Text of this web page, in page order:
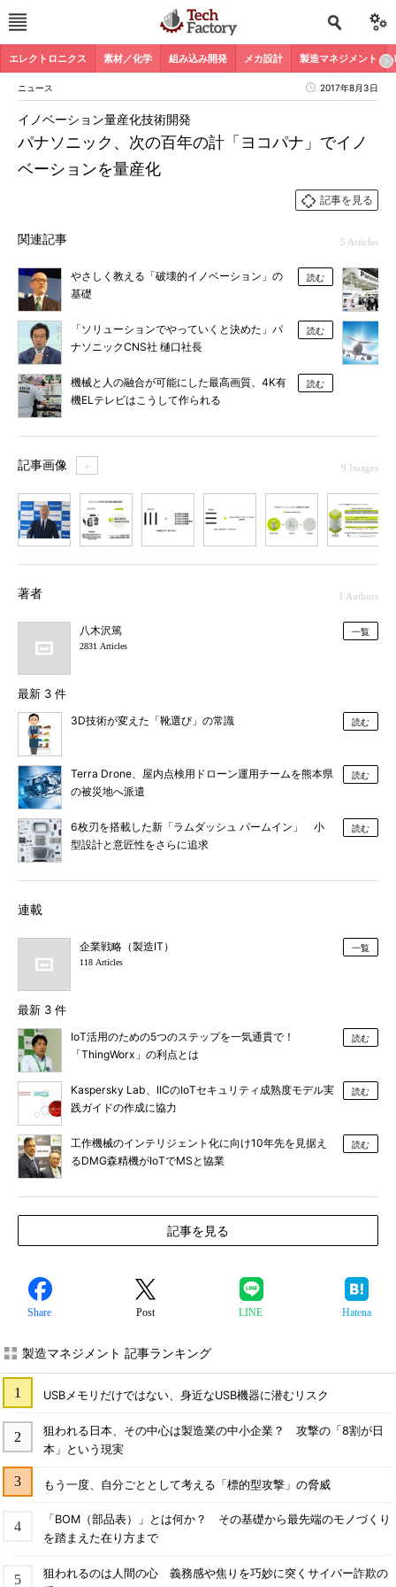
エレクトロニクス 素材／化学 組み込み開発 メカ設計 製造マネジメント
ニュース 2017年8月3日
パナソニック、次の百年の計「ヨコパナ」でイノ
ベーションを量産化
イノベーション量産化技術開発
記事を見る
関連記事 5 Articles
やさしく教える「破壊的イノベーション」の
基礎
読む
「ソリューションでやっていくと決めた」パ
ナソニックCNS社 樋口社長
読む
機械と人の融合が可能にした最高画質、4K有
機ELテレビはこうして作られる
読む
記事画像 ＋ 9 Images
著者 1 Authors
八木沢篤
2831 Articles
一覧
最新 3 件
3D技術が変えた「靴選び」の常識 読む
Terra Drone、屋内点検用ドローン運用チームを熊本県
の被災地へ派遣
読む
6枚刃を搭載した新「ラムダッシュ パームイン」 小
型設計と意匠性をさらに追求
読む
連載
企業戦略（製造IT）
118 Articles
一覧
最新 3 件
IoT活用のための5つのステップを一気通貫で！
「ThingWorx」の利点とは
読む
Kaspersky Lab、IICのIoTセキュリティ成熟度モデル実
践ガイドの作成に協力
読む
工作機械のインテリジェント化に向け10年先を見据え
るDMG森精機がIoTでMSと協業
読む
記事を見る
Share Post LINE Hatena
製造マネジメント 記事ランキング
USBメモリだけではない、身近なUSB機器に潜むリスク
狙われる日本、その中心は製造業の中小企業？ 攻撃の「8割が日
本」という現実
もう一度、自分ごととして考える「標的型攻撃」の脅威
「BOM（部品表）」とは何か？ その基礎から最先端のモノづくり
を踏まえた在り方まで
狙われるのは人間の心 義務感や焦りを巧妙に突くサイバー詐欺の